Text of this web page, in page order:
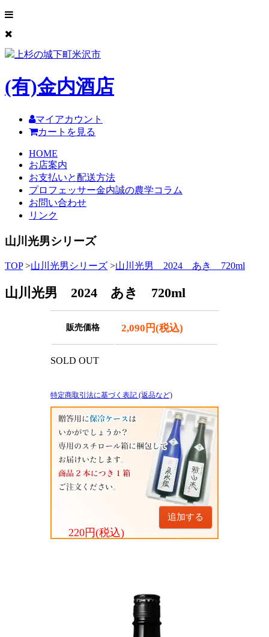
上杉の城下町米沢市
(有)金内酒店
マイアカウント
カートを見る
HOME
お店案内
お支払いと配送方法
プロフェッサー金内誠の農学コラム
お問い合わせ
リンク
山川光男シリーズ
TOP >山川光男シリーズ >山川光男 2024 あき 720ml
山川光男 2024 あき 720ml
販売価格 2,090円(税込)
SOLD OUT
特定商取引法に基づく表記 (返品など)
追加する
220円(税込)